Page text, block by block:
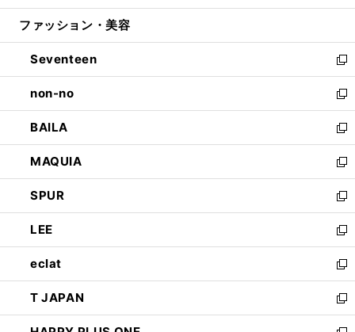
開
ウ
開
く
ン
ウ
で
開
く
ウ
ン
ド
ウ
で
開
く
ファッション・美容
Seventeen
新
し
い
ウ
ィ
ン
ド
ウ
で
開
く
non-no
新
し
い
ウ
ィ
ン
ド
ウ
で
開
く
BAILA
新
し
い
ウ
ィ
ン
ド
ウ
で
開
く
MAQUIA
新
し
い
ウ
ィ
ン
ド
ウ
で
開
SPUR
新
し
い
ウ
ィ
ン
ド
ウ
LEE
新
し
い
ウ
ィ
ン
eclat
新
し
い
ウ
T JAPAN
新
し